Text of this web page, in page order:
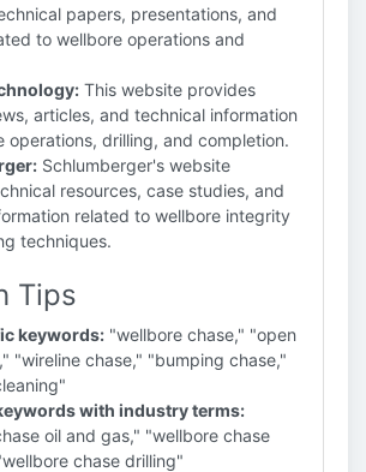
papers, presentations, and
to wellbore operations and
This website provides
articles, and technical information
operations, drilling, and completion.
Schlumberger's website
resources, case studies, and
related to wellbore integrity
techniques.
Tips
keywords: "wellbore chase," "open
"wireline chase," "bumping chase,"
with industry terms:
oil and gas," "wellbore chase
chase drilling"